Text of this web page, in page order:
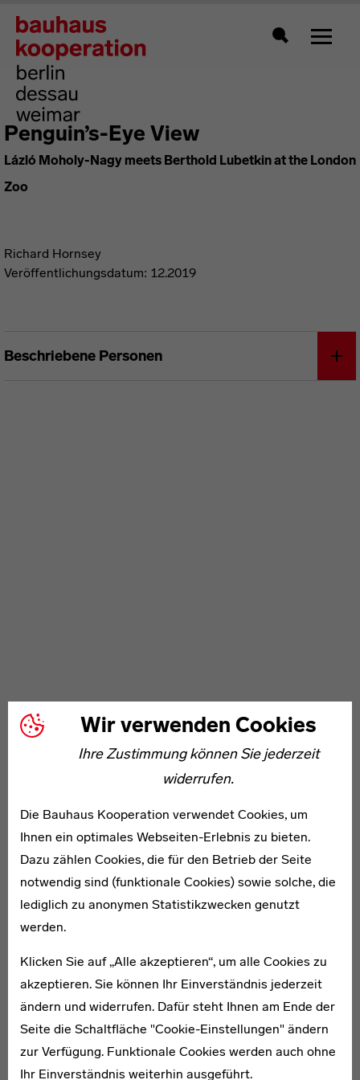
Wir verwenden Cookies
Ihre Zustimmung können Sie jederzeit
widerrufen.
Die Bauhaus Kooperation verwendet Cookies, um
Ihnen ein optimales Webseiten-Erlebnis zu bieten.
Dazu zählen Cookies, die für den Betrieb der Seite
notwendig sind (funktionale Cookies) sowie solche, die
lediglich zu anonymen Statistikzwecken genutzt
werden.
Klicken Sie auf „Alle akzeptieren“, um alle Cookies zu
akzeptieren. Sie können Ihr Einverständnis jederzeit
ändern und widerrufen. Dafür steht Ihnen am Ende der
Seite die Schaltfläche "Cookie-Einstellungen" ändern
zur Verfügung. Funktionale Cookies werden auch ohne
Ihr Einverständnis weiterhin ausgeführt.
Zeigt
Penguin’s-Eye View
Lázló Moholy-Nagy meets Berthold Lubetkin at the London
Zoo
Richard Hornsey
Veröffentlichungsdatum: 12.2019
Beschriebene Personen
A Virtual Cosmopolis